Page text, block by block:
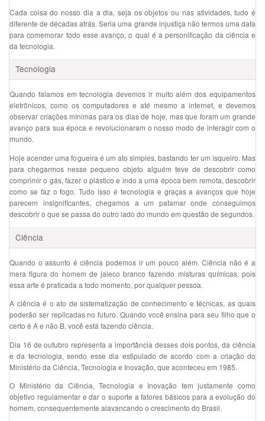
Cada coisa do nosso dia a dia, seja os objetos ou nas atividades, tudo é
diferente de décadas atrás. Seria uma grande injustiça não termos uma data
para comemorar todo esse avanço, o qual é a personificação da ciência e
da tecnologia.
Tecnologia
Quando falamos em tecnologia devemos ir muito além dos equipamentos
eletrônicos, como os computadores e até mesmo a internet, e devemos
observar criações mínimas para os dias de hoje, mas que foram um grande
avanço para sua época e revolucionaram o nosso modo de interagir com o
mundo.
Hoje acender uma fogueira é um ato simples, bastando ter um isqueiro. Mas
para chegarmos nesse pequeno objeto alguém teve de descobrir como
comprimir o gás, fazer o plástico e indo a uma época bem remota, descobrir
como se faz o fogo. Tudo isso é tecnologia e graças a avanços que hoje
parecem insignificantes, chegamos a um patamar onde conseguimos
descobrir o que se passa do outro lado do mundo em questão de segundos.
Ciência
Quando o assunto é ciência podemos ir um pouco além. Ciência não é a
mera figura do homem de jaleco branco fazendo misturas químicas, pois
essa arte é praticada a todo momento, por qualquer pessoa.
A ciência é o ato de sistematização de conhecimento e técnicas, as quais
poderão ser replicadas no futuro. Quando você ensina para seu filho que o
certo é A e não B, você está fazendo ciência.
Dia 16 de outubro representa a importância desses dois pontos, da ciência
e da tecnologia, sendo esse dia estipulado de acordo com a criação do
Ministério da Ciência, Tecnologia e Inovação, que aconteceu em 1985.
O Ministério da Ciência, Tecnologia e Inovação tem justamente como
objetivo regulamentar e dar o suporte a fatores básicos para a evolução do
homem, consequentemente alavancando o crescimento do Brasil.